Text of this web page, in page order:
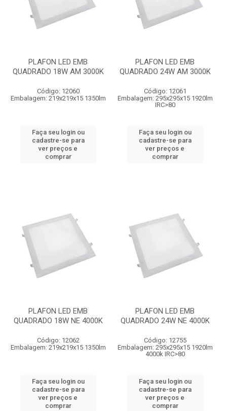
PLAFON LED EMB
QUADRADO 18W AM 3000K
Código: 12060
Embalagem: 219x219x15 1350lm
Faça seu login ou
cadastre-se para
ver preços e
comprar
PLAFON LED EMB
QUADRADO 24W AM 3000K
Código: 12061
Embalagem: 295x295x15 1920lm
IRC>80
Faça seu login ou
cadastre-se para
ver preços e
comprar
PLAFON LED EMB
QUADRADO 18W NE 4000K
Código: 12062
Embalagem: 219x219x15 1350lm
Faça seu login ou
cadastre-se para
ver preços e
comprar
PLAFON LED EMB
QUADRADO 24W NE 4000K
Código: 12755
Embalagem: 295x295x15 1920lm
4000k IRC>80
Faça seu login ou
cadastre-se para
ver preços e
comprar